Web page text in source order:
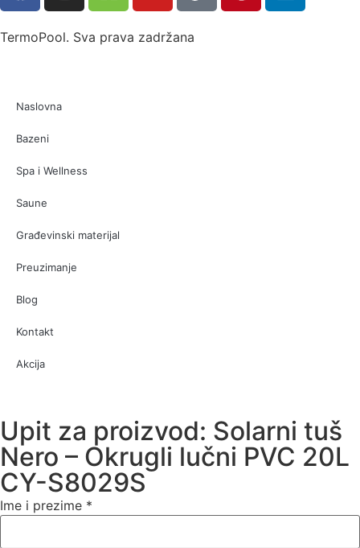
TermoPool. Sva prava zadržana
Naslovna
Bazeni
Spa i Wellness
Saune
Građevinski materijal
Preuzimanje
Blog
Kontakt
Akcija
Upit za proizvod: Solarni tuš
Nero – Okrugli lučni PVC 20L
CY-S8029S
Ime i prezime *